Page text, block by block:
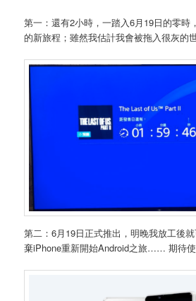
第一：還有2小時，一踏入6月19日的零時
的新旅程；雖然我估計我會被拖入很灰
第二：6月19日正式推出，明晚我放工後
棄iPhone重新開始Android之旅…… 期待使